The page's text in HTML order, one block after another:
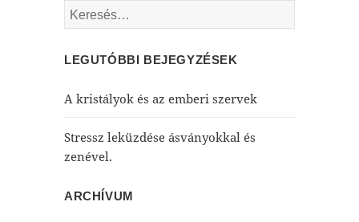
Keresés:
LEGUTÓBBI BEJEGYZÉSEK
A kristályok és az emberi szervek
Stressz leküzdése ásványokkal és
zenével.
ARCHÍVUM